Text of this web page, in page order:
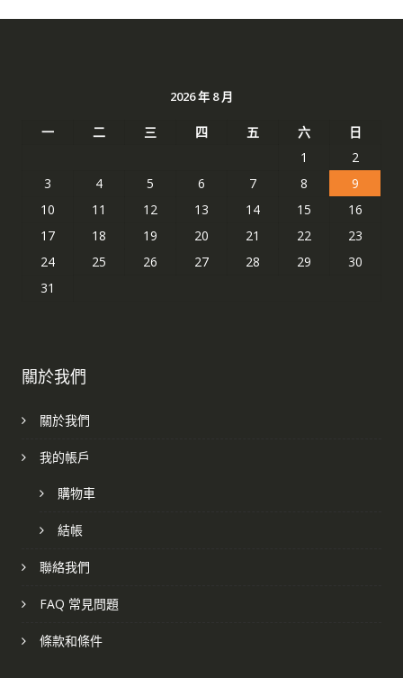
2026 年 8 月
一 二 三 四 五 六
日
1
2
3
4 5 6 7 8
9
10
11 12 13 14 15
16
17
18 19 20 21 22
23
24
25 26 27 28 29
30
31
關於我們
關於我們
我的帳戶
購物車
結帳
聯絡我們
FAQ 常見問題
條款和條件